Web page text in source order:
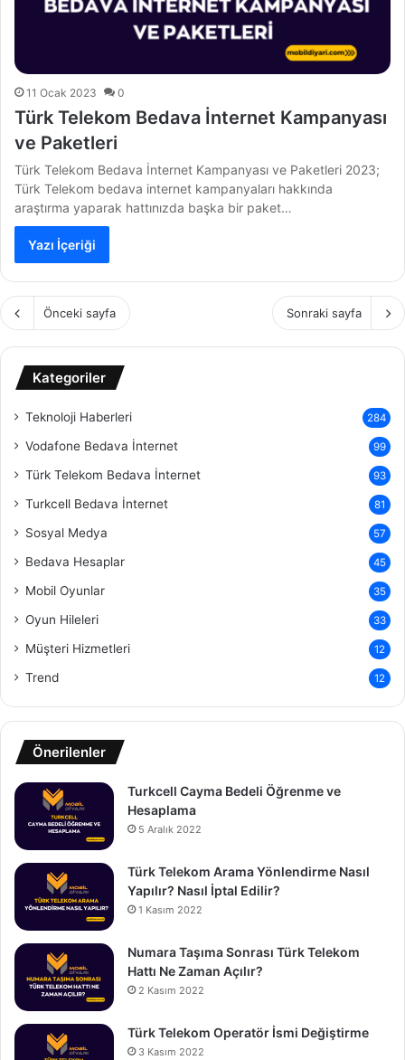
11 Ocak 2023 0
Türk Telekom Bedava İnternet Kampanyası
ve Paketleri
Türk Telekom Bedava İnternet Kampanyası ve Paketleri 2023;
Türk Telekom bedava internet kampanyaları hakkında
araştırma yaparak hattınızda başka bir paket…
Yazı İçeriği
Önceki sayfa Sonraki sayfa
Kategoriler
Teknoloji Haberleri 284
Vodafone Bedava İnternet 99
Türk Telekom Bedava İnternet 93
Turkcell Bedava İnternet 81
Sosyal Medya 57
Bedava Hesaplar 45
Mobil Oyunlar 35
Oyun Hileleri 33
Müşteri Hizmetleri 12
Trend 12
Önerilenler
Turkcell Cayma Bedeli Öğrenme ve
Hesaplama
5 Aralık 2022
Türk Telekom Arama Yönlendirme Nasıl
Yapılır? Nasıl İptal Edilir?
1 Kasım 2022
Numara Taşıma Sonrası Türk Telekom
Hattı Ne Zaman Açılır?
2 Kasım 2022
Türk Telekom Operatör İsmi Değiştirme
3 Kasım 2022